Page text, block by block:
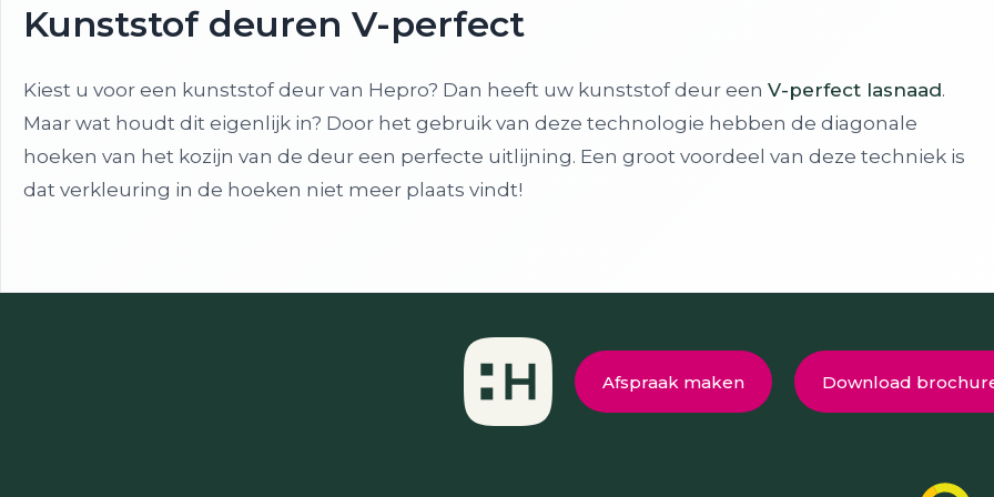
Kunststof deuren V-perfect
Kiest u voor een kunststof deur van Hepro? Dan heeft uw kunststof deur een V-perfect lasnaad.
Maar wat houdt dit eigenlijk in? Door het gebruik van deze technologie hebben de diagonale
hoeken van het kozijn van de deur een perfecte uitlijning. Een groot voordeel van deze techniek is
dat verkleuring in de hoeken niet meer plaats vindt!
Afspraak maken Download